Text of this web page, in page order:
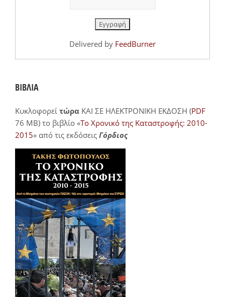
Delivered by FeedBurner
ΒΙΒΛΙΑ
Κυκλοφορεί τώρα ΚΑΙ ΣΕ ΗΛΕΚΤΡΟΝΙΚΗ ΕΚΔΟΣΗ (PDF
76 MB) το βιβλίο «Το Χρονικό της Καταστροφής: 2010-
2015» από τις εκδόσεις Γόρδιος